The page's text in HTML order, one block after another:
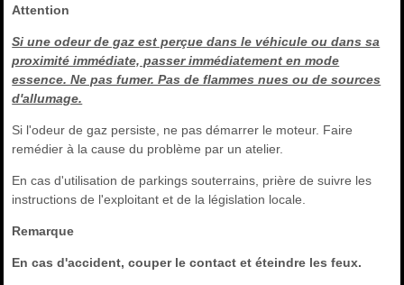
Attention
Si une odeur de gaz est perçue dans le véhicule ou dans sa
proximité immédiate, passer immédiatement en mode
essence. Ne pas fumer. Pas de flammes nues ou de sources
d'allumage.
Si l'odeur de gaz persiste, ne pas démarrer le moteur. Faire
remédier à la cause du problème par un atelier.
En cas d'utilisation de parkings souterrains, prière de suivre les
instructions de l'exploitant et de la législation locale.
Remarque
En cas d'accident, couper le contact et éteindre les feux.